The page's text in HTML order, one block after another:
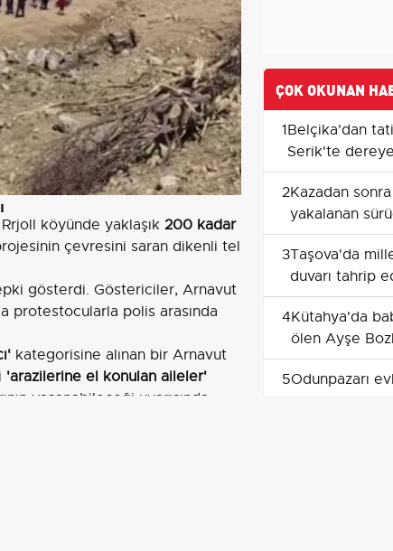
köyünde yaklaşık 200 kadar
çevresini saran dikenli tel
gösterdi. Göstericiler, Arnavut
protestocularla polis arasında
kategorisine alınan bir Arnavut
'arazilerine el konulan aileler'
yaşanabileceği uyarısında
ÇOK OKUNAN
1Belçika'dan
Serik'te dereye
yitirdi
2Kazadan
yakalanan
3Taşova'da
duvarı tahrip
4Kütahya'da
ölen Ayşe
verildi
5Odunpazarı